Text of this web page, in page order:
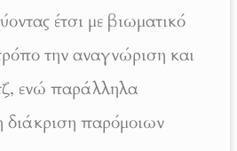
έτσι με βιωματικό
την αναγνώριση και
ενώ παράλληλα
διάκριση παρόμοιων